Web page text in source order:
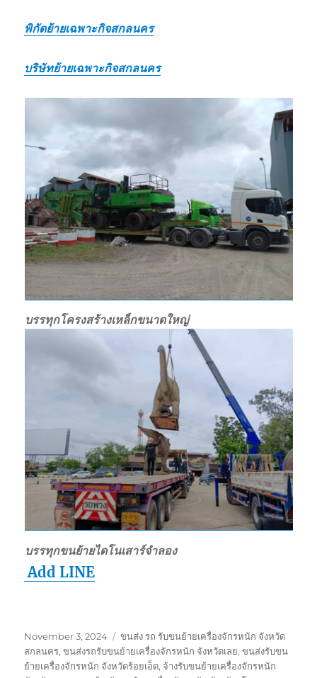
พิกัดย้ายเฉพาะกิจสกลนคร
บริษัทย้ายเฉพาะกิจสกลนคร
บรรทุกโครงสร้างเหล็กขนาดใหญ่
บรรทุกขนย้ายไดโนเสาร์จำลอง
Add LINE
Posted
on
November 3, 2024 Tags
ขนส่ง รถ รับขนย้ายเครื่องจักรหนัก จังหวัด
สกลนคร,ขนส่งรถรับขนย้ายเครื่องจักรหนัก จังหวัดเลย,ขนส่งรับขน
ย้ายเครื่องจักรหนัก จังหวัดร้อยเอ็ด, จ้างรับขนย้ายเครื่องจักรหนัก